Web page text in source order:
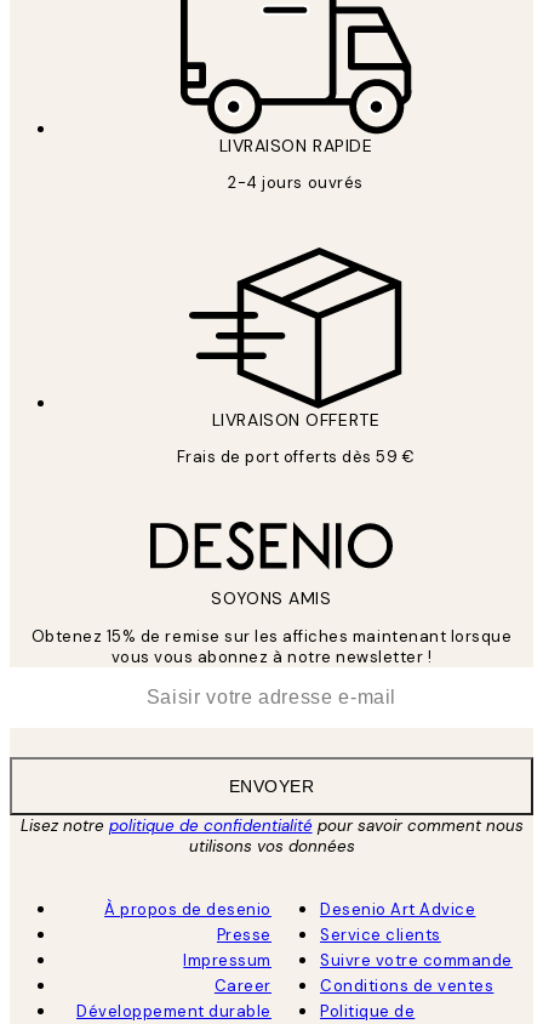
LIVRAISON RAPIDE
2-4 jours ouvrés
LIVRAISON OFFERTE
Frais de port offerts dès 59 €
SOYONS AMIS
Obtenez 15% de remise sur les affiches maintenant lorsque
vous vous abonnez à notre newsletter !
ENVOYER
Lisez notre politique de confidentialitépour savoir comment nous
utilisons vos données
À propos de desenio
Presse
Impressum
Career
Développement durable
Desenio Art Advice
Service clients
Suivre votre commande
Conditions de ventes
Politique de